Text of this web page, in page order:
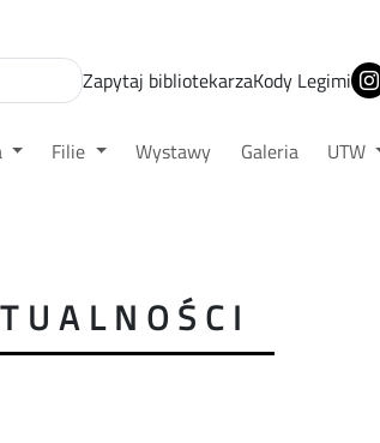
Zapytaj bibliotekarzaKody Legimi
Filie Wystawy Galeria UTW